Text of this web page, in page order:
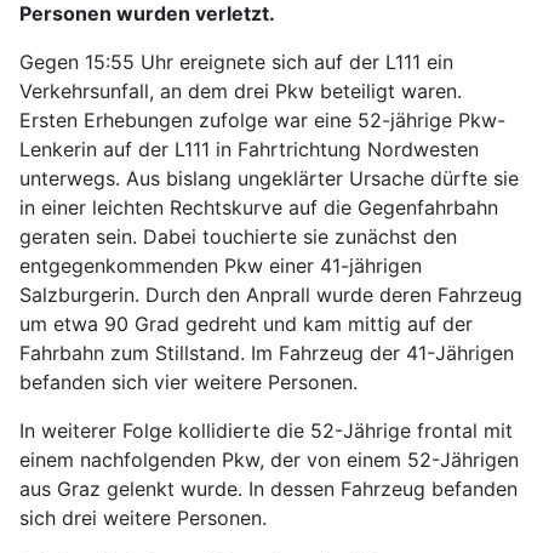
Personen wurden verletzt.
Gegen 15:55 Uhr ereignete sich auf der L111 ein
Verkehrsunfall, an dem drei Pkw beteiligt waren.
Ersten Erhebungen zufolge war eine 52-jährige Pkw-
Lenkerin auf der L111 in Fahrtrichtung Nordwesten
unterwegs. Aus bislang ungeklärter Ursache dürfte sie
in einer leichten Rechtskurve auf die Gegenfahrbahn
geraten sein. Dabei touchierte sie zunächst den
entgegenkommenden Pkw einer 41-jährigen
Salzburgerin. Durch den Anprall wurde deren Fahrzeug
um etwa 90 Grad gedreht und kam mittig auf der
Fahrbahn zum Stillstand. Im Fahrzeug der 41-Jährigen
befanden sich vier weitere Personen.
In weiterer Folge kollidierte die 52-Jährige frontal mit
einem nachfolgenden Pkw, der von einem 52-Jährigen
aus Graz gelenkt wurde. In dessen Fahrzeug befanden
sich drei weitere Personen.